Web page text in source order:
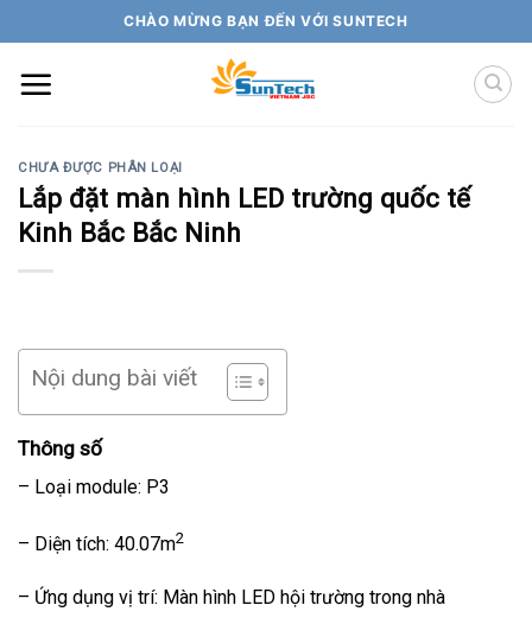
to
content
CHÀO MỪNG BẠN ĐẾN VỚI SUNTECH
CHƯA ĐƯỢC PHÂN LOẠI
Lắp đặt màn hình LED trường quốc tế
Kinh Bắc Bắc Ninh
Nội dung bài viết
Thông số
– Loại module: P3
– Diện tích: 40.07m2
– Ứng dụng vị trí: Màn hình LED hội trường trong nhà